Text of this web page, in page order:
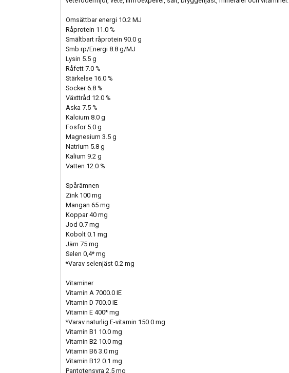
Omsättbar energi 10.2 MJ
Råprotein 11.0 %
Smältbart råprotein 90.0 g
Smb rp/Energi 8.8 g/MJ
Lysin 5.5 g
Råfett 7.0 %
Stärkelse 16.0 %
Socker 6.8 %
Växttråd 12.0 %
Aska 7.5 %
Kalcium 8.0 g
Fosfor 5.0 g
Magnesium 3.5 g
Natrium 5.8 g
Kalium 9.2 g
Vatten 12.0 %
Spårämnen
Zink 100 mg
Mangan 65 mg
Koppar 40 mg
Jod 0.7 mg
Kobolt 0.1 mg
Järn 75 mg
Selen 0,4* mg
*Varav selenjäst 0.2 mg
Vitaminer
Vitamin A 7000.0 IE
Vitamin D 700.0 IE
Vitamin E 400* mg
*Varav naturlig E-vitamin 150.0 mg
Vitamin B1 10.0 mg
Vitamin B2 10.0 mg
Vitamin B6 3.0 mg
Vitamin B12 0.1 mg
Pantotensyra 2.5 mg